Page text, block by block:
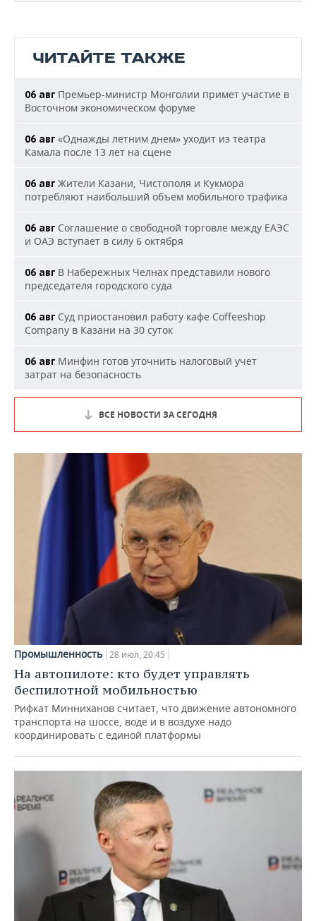
ЧИТАЙТЕ ТАКЖЕ
06 авг Премьер-министр Монголии примет участие в
Восточном экономическом форуме
06 авг «Однажды летним днем» уходит из театра
Камала после 13 лет на сцене
06 авг Жители Казани, Чистополя и Кукмора
потребляют наибольший объем мобильного трафика
06 авг Соглашение о свободной торговле между ЕАЭС
и ОАЭ вступает в силу 6 октября
06 авг В Набережных Челнах представили нового
председателя городского суда
06 авг Суд приостановил работу кафе Coffeeshop
Company в Казани на 30 суток
06 авг Минфин готов уточнить налоговый учет
затрат на безопасность
ВСЕ НОВОСТИ ЗА СЕГОДНЯ
Промышленность 28 июл, 20:45
На автопилоте: кто будет управлять
беспилотной мобильностью
Рифкат Минниханов считает, что движение автономного
транспорта на шоссе, воде и в воздухе надо
координировать с единой платформы